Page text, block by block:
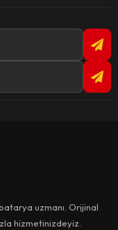
uzmanı. Orijinal
hizmetinizdeyiz.